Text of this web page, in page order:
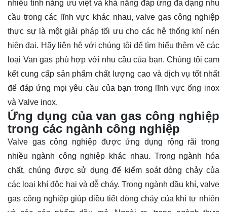
nhiều tính năng ưu việt và khả năng đáp ứng đa dạng nhu
cầu trong các lĩnh vực khác nhau, valve gas công nghiệp
thực sự là một giải pháp tối ưu cho các hệ thống khí nén
hiện đại. Hãy liên hệvới chúng tôi để tìm hiểu thêm về các
loại Van gas phù hợp với nhu cầu của bạn. Chúng tôi cam
kết cung cấp sản phẩm chất lượng cao và dịch vụ tốt nhất
để đáp ứng mọi yêu cầu của bạn trong lĩnh vực ống inox
và Valve inox.
Ứng dụng của van gas công nghiệp
trong các ngành công nghiệp
Valve gas công nghiệp được ứng dụng rộng rãi trong
nhiều ngành công nghiệp khác nhau. Trong ngành hóa
chất, chúng được sử dụng để kiểm soát dòng chảy của
các loại khí độc hại và dễ cháy. Trong ngành dầu khí, valve
gas công nghiệp giúp điều tiết dòng chảy của khí tự nhiên